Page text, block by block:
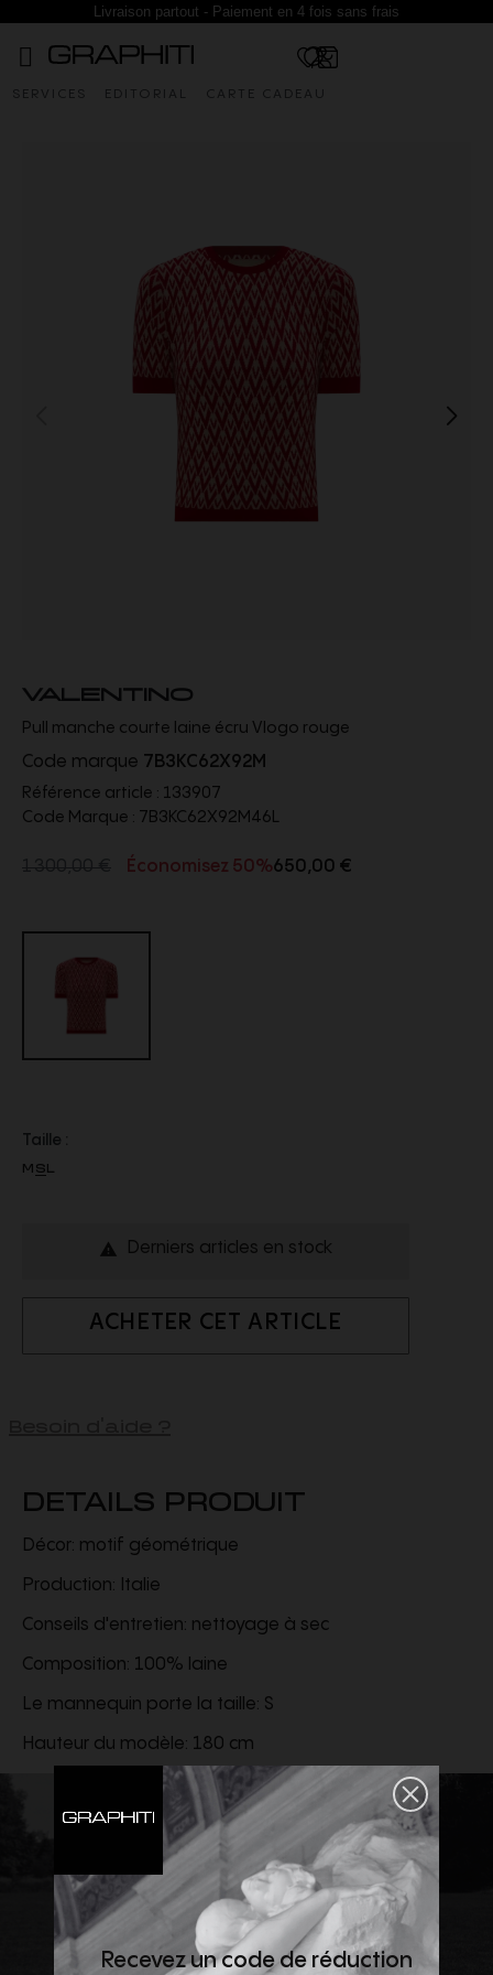
Livraison partout - Paiement en 4 fois sans frais
SERVICES EDITORIAL CARTE CADEAU
VALENTINO
Pull manche courte laine écru Vlogo rouge
Code marque 7B3KC62X92M
Référence article : 133907
Code Marque : 7B3KC62X92M46L
Économisez 50%650,00 €
Taille :
MSL
 Derniers articles en stock
ACHETER CET ARTICLE
DETAILS PRODUIT
Décor: motif géométrique
Production: Italie
Conseils d'entretien: nettoyage à sec
Composition: 100% laine
Le mannequin porte la taille: S
Hauteur du modèle: 180 cm
Recevez un code de réduction